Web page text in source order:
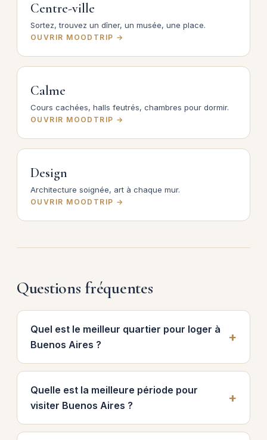
Centre-ville
Sortez, trouvez un dîner, un musée, une place.
OUVRIR MOODTRIP →
Calme
Cours cachées, halls feutrés, chambres pour dormir.
OUVRIR MOODTRIP →
Design
Architecture soignée, art à chaque mur.
OUVRIR MOODTRIP →
Questions fréquentes
Quel est le meilleur quartier pour loger à
Buenos Aires ?
Quelle est la meilleure période pour
visiter Buenos Aires ?